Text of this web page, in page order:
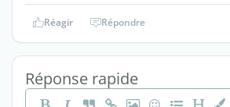
Réagir Répondre
Réponse rapide